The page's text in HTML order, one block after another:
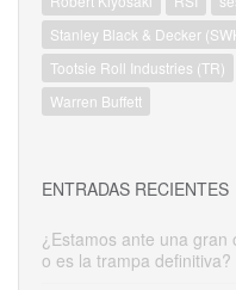
Stanley Black & Decker
Tootsie Roll Industries (TR)
Warren Buffett
ENTRADAS RECIENTES
¿Estamos ante una
o es la trampa definitiva?